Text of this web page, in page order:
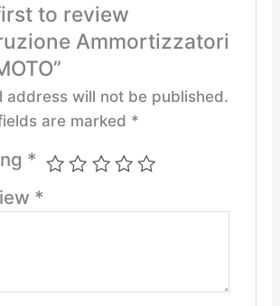
to review
Ammortizzatori
address will not be published.
are marked *
*
*